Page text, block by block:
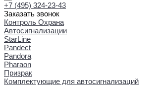
+7 (495) 324-23-43
Заказать звонок
Контроль Охрана
Автосигнализации
StarLine
Pandect
Pandora
Pharaon
Призрак
Комплектующие для автосигнализаций